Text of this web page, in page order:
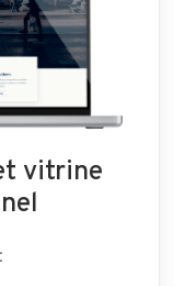
vitrine